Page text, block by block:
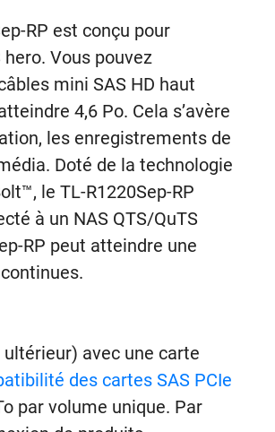
RP est conçu pour
hero. Vous pouvez
mini SAS HD haut
4,6 Po. Cela s’avère
les enregistrements de
Doté de la technologie
le TL-R1220Sep-RP
à un NAS QTS/QuTS
RP peut atteindre une
ultérieur) avec une carte
des cartes SAS PCIe
par volume unique. Par